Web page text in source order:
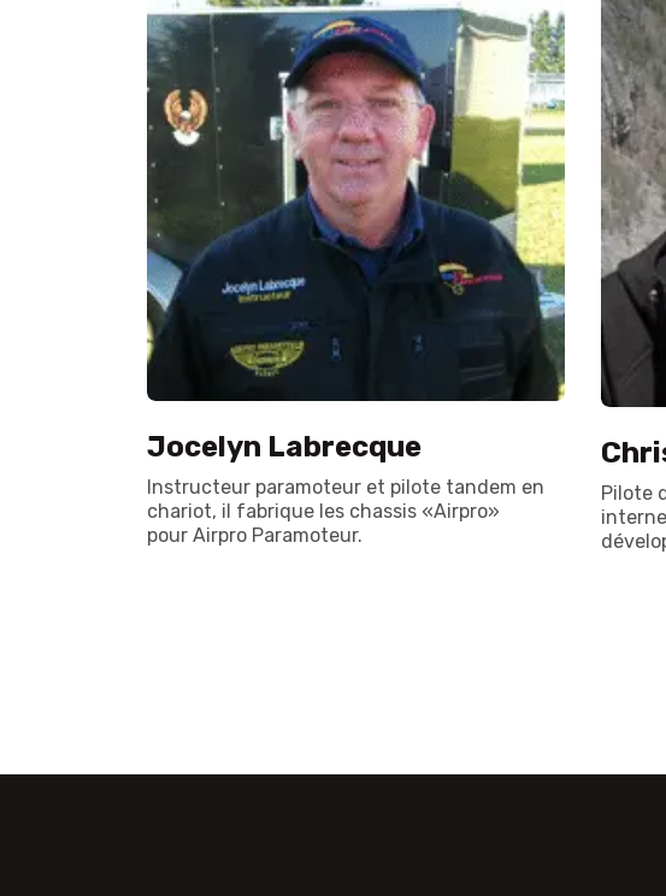
Jocelyn Labrecque
Instructeur paramoteur et pilote tandem en
chariot, il fabrique les chassis «Airpro»
pour Airpro Paramoteur.
Pilote